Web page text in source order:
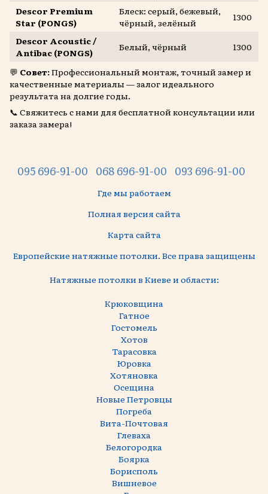
Descor Premium
Star (PONGS)
Блеск: серый, бежевый,
чёрный, зелёный
1300
Descor Acoustic /
Antibac (PONGS)
Белый, чёрный 1300
💬 Совет:Профессиональный монтаж, точный замер и
качественные материалы — залог идеального
результата на долгие годы.
📞 Свяжитесь с нами для бесплатной консультации или
заказа замера!
095 696-91-00 068 696-91-00 093 696-91-00
Где мы работаем
Полная версия сайта
Карта сайта
Европейские натяжные потолки. Все права защищены
Натяжные потолки в Киеве и области:
Крюковщина
Гатное
Гостомель
Хотов
Тарасовка
Юровка
Хотяновка
Осещина
Новые Петровцы
Погреба
Вита-Почтовая
Глеваха
Белогородка
Боярка
Борисполь
Вишневое